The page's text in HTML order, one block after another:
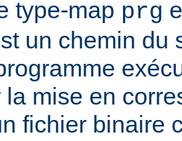
type-map prg
un chemin du
la mise en
fichier binaire